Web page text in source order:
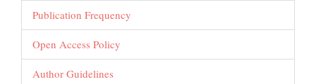
Publication Frequency
Open Access Policy
Author Guidelines